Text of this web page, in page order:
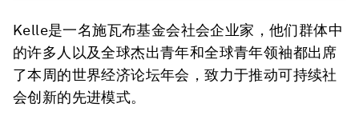
Kelle是一名施瓦布基金会社会企业家，他们群体中
的许多人以及全球杰出青年和全球青年领袖都出席
了本周的世界经济论坛年会，致力于推动可持续社
会创新的先进模式。